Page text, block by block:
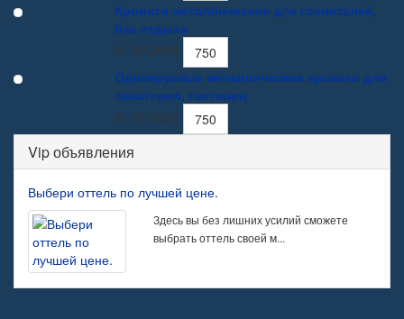
Кровати металлические для госпиталей,
баз отдыха
21.07.2026
750
Одноярусные металлические кровати для
санатория, гостиниц
21.07.2026
750
Vip объявления
Выбери оттель по лучшей цене.
Здесь вы без лишних усилий сможете
выбрать оттель своей м...